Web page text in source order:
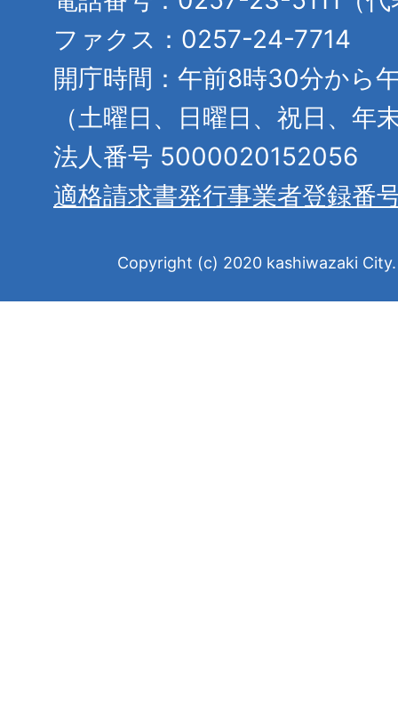
ファクス：0257-24-7714
開庁時間：午前8時30分から
（土曜日、日曜日、祝日、年
法人番号 5000020152056
適格請求書発行事業者登録番
Copyright (c) 2020 kashiwazaki